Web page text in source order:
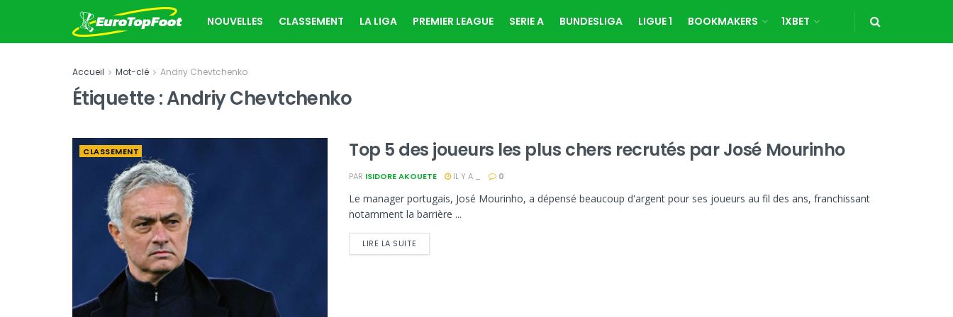
NOUVELLES CLASSEMENT LA LIGA PREMIER LEAGUE SERIE A BUNDESLIGA LIGUE 1 BOOKMAKERS 1XBET
Accueil Mot-clé Andriy Chevtchenko
Étiquette :Andriy Chevtchenko
CLASSEMENT Top 5 des joueurs les plus chers recrutés par José Mourinho
PAR ISIDORE AKOUETE IL Y A _ 0
Le manager portugais, José Mourinho, a dépensé beaucoup d'argent pour ses joueurs au fil des ans, franchissant
notamment la barrière ...
LIRE LA SUITE